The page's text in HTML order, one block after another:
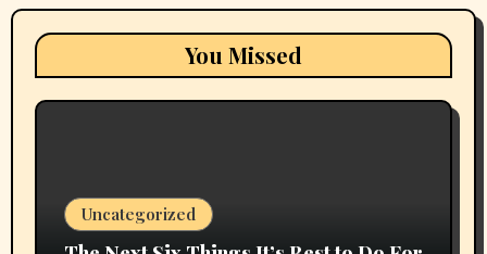
You Missed
Uncategorized